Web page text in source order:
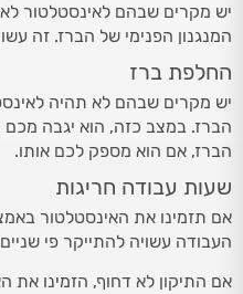
יש מקרים שבהם לאינסטלטור
המנגנון הפנימי של הברז. זה עשוי
החלפת ברז
יש מקרים שבהם לא תהיה
הברז. במצב כזה, הוא יגבה
הברז, אם הוא מספק לכם אותו.
שעות עבודה חריגות
אם תזמינו את האינסטלטור
העבודה עשויה להתייקר פי שניים
אם התיקון לא דחוף, הזמינו את